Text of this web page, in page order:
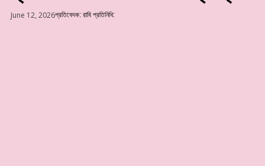
June 12, 2026প্রতিবেদক: রাবি প্রতিনিধি: